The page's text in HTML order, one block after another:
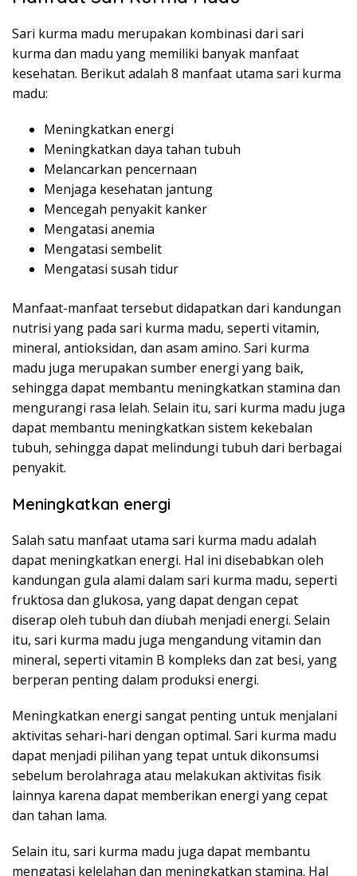
Sari kurma madu merupakan kombinasi dari sari
kurma dan madu yang memiliki banyak manfaat
kesehatan. Berikut adalah 8 manfaat utama sari kurma
madu:
Meningkatkan energi
Meningkatkan daya tahan tubuh
Melancarkan pencernaan
Menjaga kesehatan jantung
Mencegah penyakit kanker
Mengatasi anemia
Mengatasi sembelit
Mengatasi susah tidur
Manfaat-manfaat tersebut didapatkan dari kandungan
nutrisi yang pada sari kurma madu, seperti vitamin,
mineral, antioksidan, dan asam amino. Sari kurma
madu juga merupakan sumber energi yang baik,
sehingga dapat membantu meningkatkan stamina dan
mengurangi rasa lelah. Selain itu, sari kurma madu juga
dapat membantu meningkatkan sistem kekebalan
tubuh, sehingga dapat melindungi tubuh dari berbagai
penyakit.
Meningkatkan energi
Salah satu manfaat utama sari kurma madu adalah
dapat meningkatkan energi. Hal ini disebabkan oleh
kandungan gula alami dalam sari kurma madu, seperti
fruktosa dan glukosa, yang dapat dengan cepat
diserap oleh tubuh dan diubah menjadi energi. Selain
itu, sari kurma madu juga mengandung vitamin dan
mineral, seperti vitamin B kompleks dan zat besi, yang
berperan penting dalam produksi energi.
Meningkatkan energi sangat penting untuk menjalani
aktivitas sehari-hari dengan optimal. Sari kurma madu
dapat menjadi pilihan yang tepat untuk dikonsumsi
sebelum berolahraga atau melakukan aktivitas fisik
lainnya karena dapat memberikan energi yang cepat
dan tahan lama.
Selain itu, sari kurma madu juga dapat membantu
mengatasi kelelahan dan meningkatkan stamina. Hal